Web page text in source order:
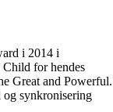
i 2014 i
Child for hendes
Great and Powerful.
og synkronisering